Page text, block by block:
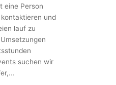
eine Person
und
lauf zu
suchen wir